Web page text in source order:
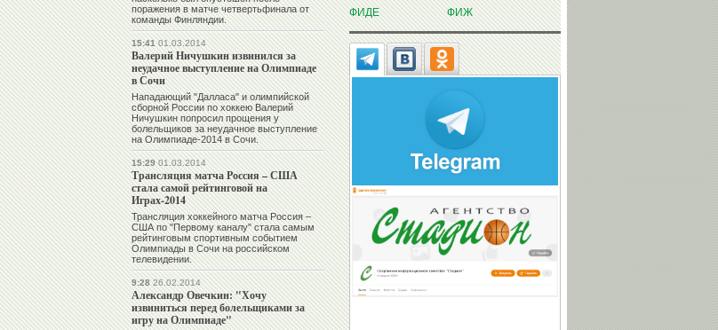
поражения в матче четвертьфинала от
команды Финляндии.
15:4101.03.2014
Валерий Ничушкин извинился за
неудачное выступление на Олимпиаде
в Сочи
Нападающий "Далласа" и олимпийской
сборной России по хоккею Валерий
Ничушкин попросил прощения у
болельщиков за неудачное выступление
на Олимпиаде-2014 в Сочи.
15:2901.03.2014
Трансляция матча Россия – США
стала самой рейтинговой на
Играх-2014
Трансляция хоккейного матча Россия –
США по "Первому каналу" стала самым
рейтинговым спортивным событием
Олимпиады в Сочи на российском
телевидении.
9:2826.02.2014
Александр Овечкин: "Хочу
извиниться перед болельщиками за
игру на Олимпиаде"
ФИДЕ ФИЖ